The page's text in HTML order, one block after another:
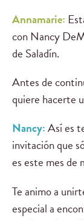
Annamarie:
con Nancy
de Saladín.
Antes de
quiere hacerte
Nancy:Así es
invitación que
es este mes de
Te animo a
especial a